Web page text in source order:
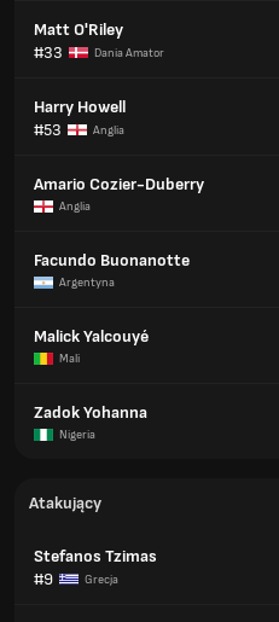
Matt O'Riley
#33
Dania Amator
Harry Howell
#53
Anglia
Amario Cozier-Duberry
Anglia
Facundo Buonanotte
Argentyna
Malick Yalcouyé
Mali
Zadok Yohanna
Nigeria
Atakujący
Stefanos Tzimas
#9
Grecja